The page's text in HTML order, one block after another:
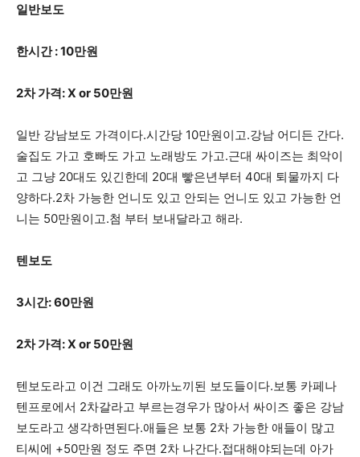
일반보도
한시간 : 10만원
2차 가격: X or 50만원
일반 강남보도 가격이다.시간당 10만원이고.강남 어디든 간다.
술집도 가고 호빠도 가고 노래방도 가고.근대 싸이즈는 최악이
고 그냥 20대도 있긴한데 20대 빻은년부터 40대 퇴물까지 다
양하다.2차 가능한 언니도 있고 안되는 언니도 있고 가능한 언
니는 50만원이고.첨 부터 보내달라고 해라.
텐보도
3시간: 60만원
2차 가격: X or 50만원
텐보도라고 이건 그래도 아까노끼된 보도들이다.보통 카페나
텐프로에서 2차갈라고 부르는경우가 많아서 싸이즈 좋은 강남
보도라고 생각하면된다.애들은 보통 2차 가능한 애들이 많고
티씨에 +50만원 정도 주면 2차 나간다.접대해야되는데 아가